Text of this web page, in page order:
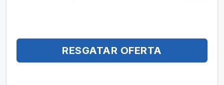
RESGATAR OFERTA